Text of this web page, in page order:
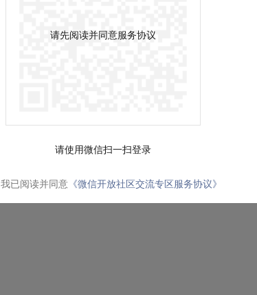
请先阅读并同意服务协议
请使用微信扫一扫登录
我已阅读并同意 《微信开放社区交流专区服务协议》